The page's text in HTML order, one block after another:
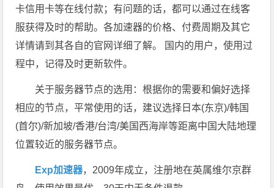
卡信用卡等在线付款；有问题的话，都可以通过在线客
服获得及时的帮助。各加速器的价格、付费周期及其它
详情请到其各自的官网详细了解。 国内的用户，使用过
程中，记得及时更新软件。
关于服务器节点的选用：根据你的需要和偏好选择
相应的节点，平常使用的话，建议选择日本(东京)/韩国
(首尔)/新加坡/香港/台湾/美国西海岸等距离中国大陆地理
位置较近的服务器节点。
Exp加速器，2009年成立，注册地在英属维尔京群